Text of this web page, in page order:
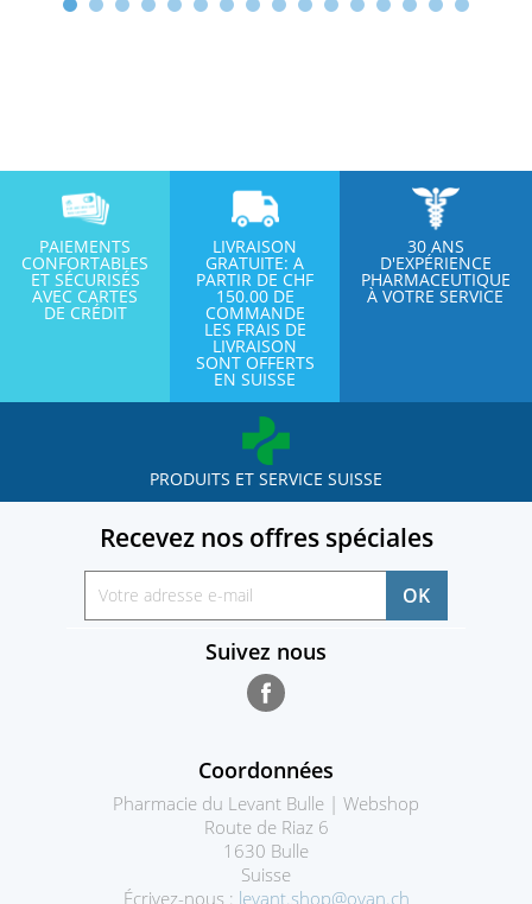
PAIEMENTS
CONFORTABLES
ET SÉCURISÉS
AVEC CARTES
DE CRÉDIT
LIVRAISON
GRATUITE: A
PARTIR DE CHF
150.00 DE
COMMANDE
LES FRAIS DE
LIVRAISON
SONT OFFERTS
EN SUISSE
30 ANS
D'EXPÉRIENCE
PHARMACEUTIQUE
À VOTRE SERVICE
PRODUITS ET SERVICE SUISSE
Recevez nos offres spéciales
Suivez nous
Coordonnées
Pharmacie du Levant Bulle | Webshop
Route de Riaz 6
1630 Bulle
Suisse
Écrivez-nous : levant.shop@ovan.ch